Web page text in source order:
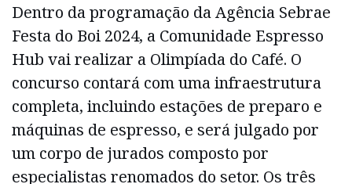
Dentro da programação da Agência Sebrae
Festa do Boi 2024, a Comunidade Espresso
Hub vai realizar a Olimpíada do Café. O
concurso contará com uma infraestrutura
completa, incluindo estações de preparo e
máquinas de espresso, e será julgado por
um corpo de jurados composto por
especialistas renomados do setor. Os três